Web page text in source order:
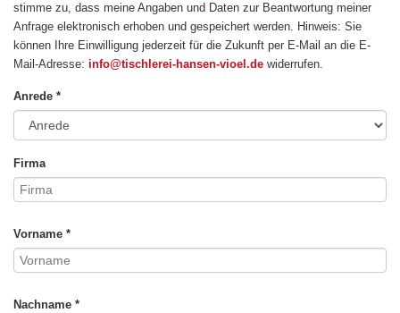
stimme zu, dass meine Angaben und Daten zur Beantwortung meiner
Anfrage elektronisch erhoben und gespeichert werden. Hinweis: Sie
können Ihre Einwilligung jederzeit für die Zukunft per E-Mail an die E-
Mail-Adresse: info@tischlerei-hansen-vioel.de widerrufen.
Anrede *
Firma
Vorname *
Nachname *